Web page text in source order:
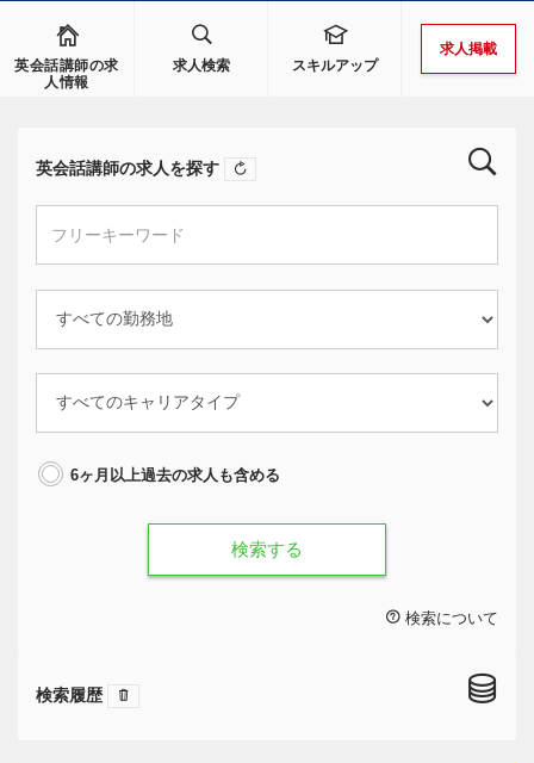
英会話講師の求
人情報
求人検索 スキルアップ
求人掲載
英会話講師の求人を探す
6ヶ月以上過去の求人も含める
検索する
検索について
検索履歴